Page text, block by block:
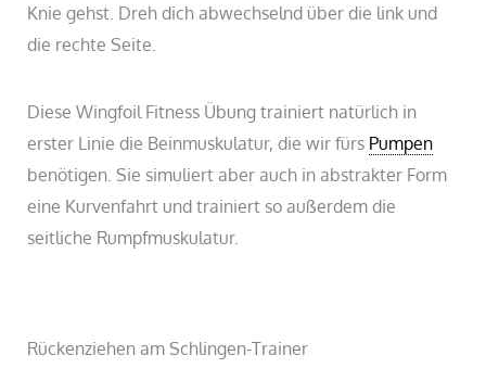
Knie gehst. Dreh dich abwechselnd über die link und
die rechte Seite.
Diese Wingfoil Fitness Übung trainiert natürlich in
erster Linie die Beinmuskulatur, die wir fürs Pumpen
benötigen. Sie simuliert aber auch in abstrakter Form
eine Kurvenfahrt und trainiert so außerdem die
seitliche Rumpfmuskulatur.
Rückenziehen am Schlingen-Trainer